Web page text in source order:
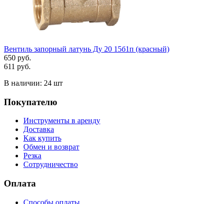
Вентиль запорный латунь Ду 20 15б1п (красный)
650 руб.
611 руб.
В наличии: 24 шт
Покупателю
Инструменты в аренду
Доставка
Как купить
Обмен и возврат
Резка
Сотрудничество
Оплата
Способы оплаты